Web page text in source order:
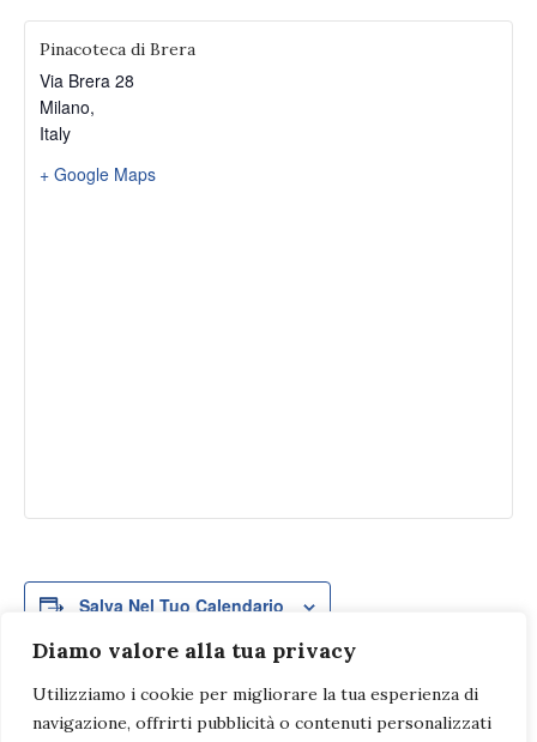
Diamo valore alla tua privacy
Utilizziamo i cookie per migliorare la tua esperienza di
navigazione, offrirti pubblicità o contenuti personalizzati
Pinacoteca di Brera
Via Brera 28
Milano,
Italy
+ Google Maps
Salva Nel Tuo Calendario